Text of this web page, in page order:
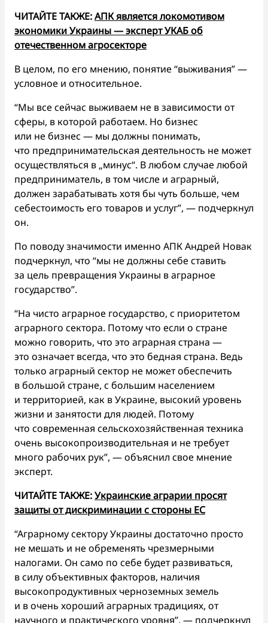
ЧИТАЙТЕ ТАКЖЕ:АПК является локомотивом
экономики Украины — эксперт УКАБ об
отечественном агросекторе
В целом, по его мнению, понятие “выживания” —
условное и относительное.
“Мы все сейчас выживаем не в зависимости от
сферы, в которой работаем. Но бизнес
или не бизнес — мы должны понимать,
что предпринимательская деятельность не может
осуществляться в „минус“. В любом случае любой
предприниматель, в том числе и аграрный,
должен зарабатывать хотя бы чуть больше, чем
себестоимость его товаров и услуг”, — подчеркнул
он.
По поводу значимости именно АПК Андрей Новак
подчеркнул, что “мы не должны себе ставить
за цель превращения Украины в аграрное
государство”.
“На чисто аграрное государство, с приоритетом
аграрного сектора. Потому что если о стране
можно говорить, что это аграрная страна —
это означает всегда, что это бедная страна. Ведь
только аграрный сектор не может обеспечить
в большой стране, с большим населением
и территорией, как в Украине, высокий уровень
жизни и занятости для людей. Потому
что современная сельскохозяйственная техника
очень высокопроизводительная и не требует
много рабочих рук”, — объяснил свое мнение
эксперт.
ЧИТАЙТЕ ТАКЖЕ:Украинские аграрии просят
защиты от дискриминации с стороны ЕС
“Аграрному сектору Украины достаточно просто
не мешать и не обременять чрезмерными
налогами. Он само по себе будет развиваться,
в силу объективных факторов, наличия
высокопродуктивных черноземных земель
и в очень хороший аграрных традициях, от
научного и практического уровня”, — подчеркнул